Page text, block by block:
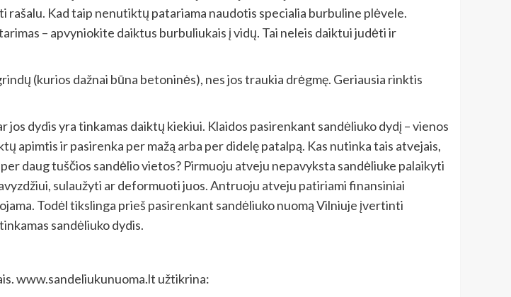
rašalu. Kad taip nenutiktų patariama naudotis specialia burbuline plėvele.
– apvyniokite daiktus burbuliukais į vidų. Tai neleis daiktui judėti ir
(kurios dažnai būna betoninės), nes jos traukia drėgmę. Geriausia rinktis
dydis yra tinkamas daiktų kiekiui. Klaidos pasirenkant sandėliuko dydį – vienos
apimtis ir pasirenka per mažą arba per didelę patalpą. Kas nutinka tais atvejais,
daug tuščios sandėlio vietos? Pirmuoju atveju nepavyksta sandėliuke palaikyti
sulaužyti ar deformuoti juos. Antruoju atveju patiriami finansiniai
Todėl tikslinga prieš pasirenkant sandėliuko nuomą Vilniuje įvertinti
sandėliuko dydis.
www.sandeliukunuoma.lt užtikrina: